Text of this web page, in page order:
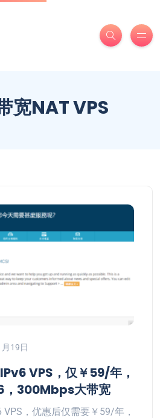
宽NAT VPS
19日
VPS，仅￥59/年，
，300Mbps大带宽
，优惠后仅需要￥59/年，